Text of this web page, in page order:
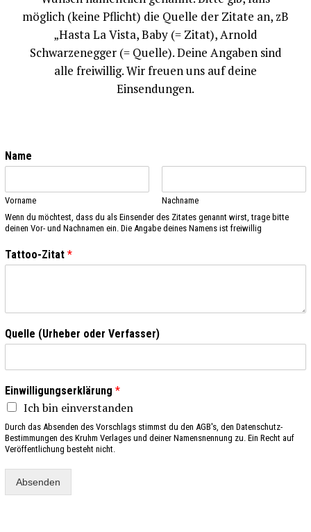
möglich (keine Pflicht) die Quelle der Zitate an, zB
„Hasta La Vista, Baby (= Zitat), Arnold
Schwarzenegger (= Quelle). Deine Angaben sind
alle freiwillig. Wir freuen uns auf deine
Einsendungen.
Name
Vorname
Nachname
Wenn du möchtest, dass du als Einsender des Zitates genannt wirst, trage bitte
deinen Vor- und Nachnamen ein. Die Angabe deines Namens ist freiwillig
Tattoo-Zitat *
Quelle (Urheber oder Verfasser)
Einwilligungserklärung *
Ich bin einverstanden
Durch das Absenden des Vorschlags stimmst du den AGB's, den Datenschutz-
Bestimmungen des Kruhm Verlages und deiner Namensnennung zu. Ein Recht auf
Veröffentlichung besteht nicht.
Absenden